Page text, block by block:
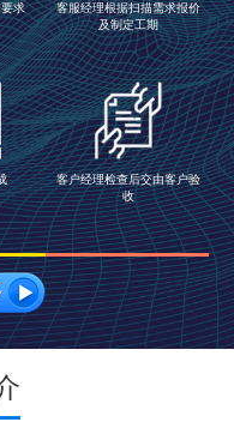
求
客服经理根据扫描需求报价
及制定工期
客户经理检查后交由客户验
收